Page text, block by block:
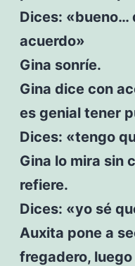
Dices: «bueno…
acuerdo»
Gina sonríe.
Gina dice con
es genial tener
Dices: «tengo
Gina lo mira sin
refiere.
Dices: «yo sé
Auxita pone a
fregadero,